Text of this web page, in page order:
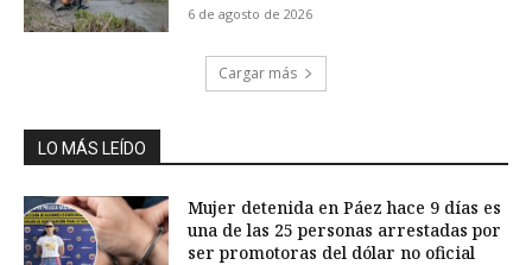
6 de agosto de 2026
Cargar más
LO MÁS LEÍDO
Mujer detenida en Páez hace 9 días es
una de las 25 personas arrestadas por
ser promotoras del dólar no oficial